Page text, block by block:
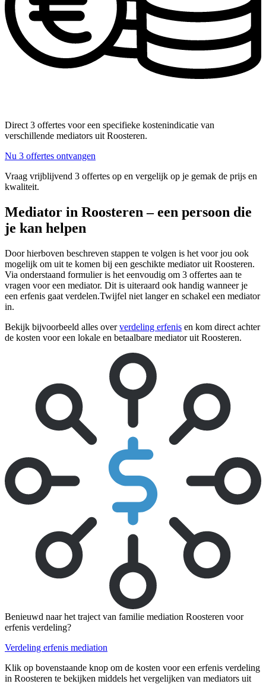
Direct 3 offertes voor een specifieke kostenindicatie van
verschillende mediators uit Roosteren.
Nu 3 offertes ontvangen
Vraag vrijblijvend 3 offertes op en vergelijk op je gemak de prijs en
kwaliteit.
Mediator in Roosteren – een persoon die
je kan helpen
Door hierboven beschreven stappen te volgen is het voor jou ook
mogelijk om uit te komen bij een geschikte mediator uit Roosteren.
Via onderstaand formulier is het eenvoudig om 3 offertes aan te
vragen voor een mediator. Dit is uiteraard ook handig wanneer je
een erfenis gaat verdelen.Twijfel niet langer en schakel een mediator
in.
Bekijk bijvoorbeeld alles oververdeling erfenis en kom direct achter
de kosten voor een lokale en betaalbare mediator uit Roosteren.
Benieuwd naar het traject van familie mediation Roosteren voor
erfenis verdeling?
Verdeling erfenis mediation
Klik op bovenstaande knop om de kosten voor een erfenis verdeling
in Roosteren te bekijken middels het vergelijken van mediators uit